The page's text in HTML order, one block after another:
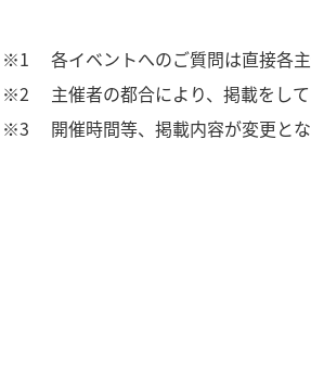
※1
各イベントへのご質問は直接各
※2
主催者の都合により、掲載をし
※3
開催時間等、掲載内容が変更と